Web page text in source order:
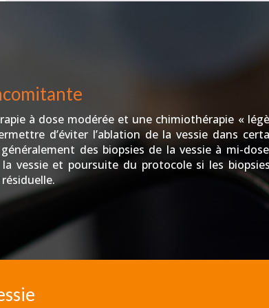
à dose modérée et une chimiothérapie «
d’éviter l’ablation de la vessie dans
des biopsies de la vessie à mi-
vessie et poursuite du protocole si les